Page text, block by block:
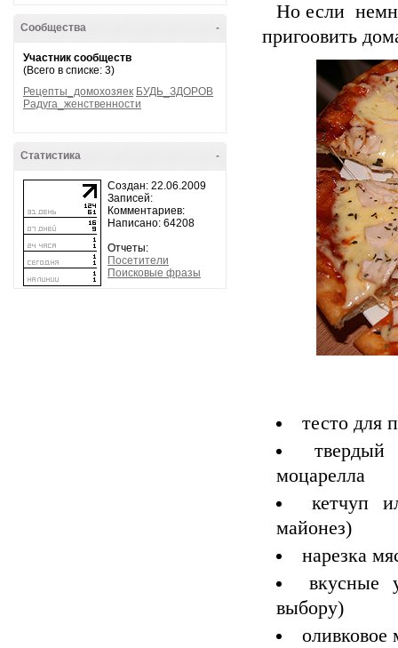
-
Сообщества
Участник сообществ
(Всего в списке: 3)
Рецепты_домохозяек БУДЬ_ЗДОРОВ
Радуга_женственности
-
Статистика
Создан: 22.06.2009
Записей:
Комментариев:
Написано: 64208
Отчеты:
Посетители
Поисковые фразы
Но если
пригоовить
тесто для
моцарелла
кетчуп
майонез)
нарезка
вкусные
выбору)
оливковое